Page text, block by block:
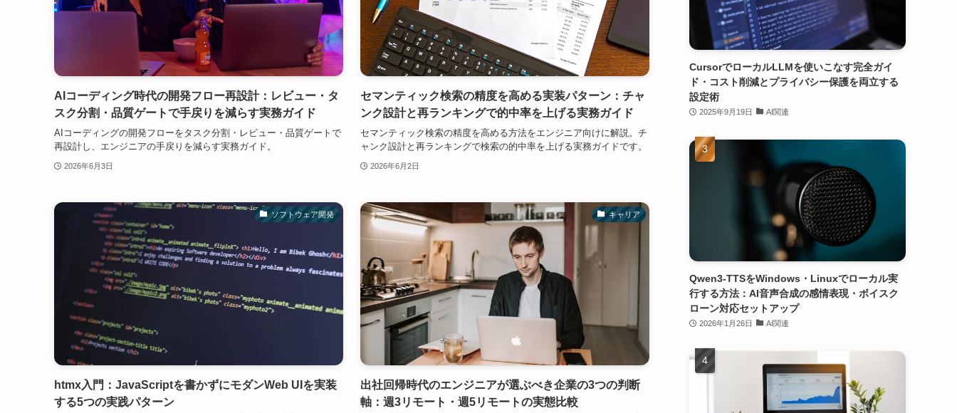
AIコーディング時代の開発フロー再設計：レビュー・タ
スク分割・品質ゲートで手戻りを減らす実務ガイド
AIコーディングの開発フローをタスク分割・レビュー・品質ゲートで
再設計し、エンジニアの手戻りを減らす実務ガイド。
2026年6月3日
セマンティック検索の精度を高める実装パターン：チャ
ンク設計と再ランキングで的中率を上げる実務ガイド
セマンティック検索の精度を高める方法をエンジニア向けに解説。チ
ャンク設計と再ランキングで検索の的中率を上げる実務ガイドです。
2026年6月2日
ソフトウェア開発
htmx入門：JavaScriptを書かずにモダンWeb UIを実装
する5つの実践パターン
キャリア
出社回帰時代のエンジニアが選ぶべき企業の3つの判断
軸：週3リモート・週5リモートの実態比較
CursorでローカルLLMを使いこなす完全ガイ
ド・コスト削減とプライバシー保護を両立する
設定術
2025年9月19日 AI関連
Qwen3-TTSをWindows・Linuxでローカル実
行する方法：AI音声合成の感情表現・ボイスク
ローン対応セットアップ
2026年1月26日 AI関連